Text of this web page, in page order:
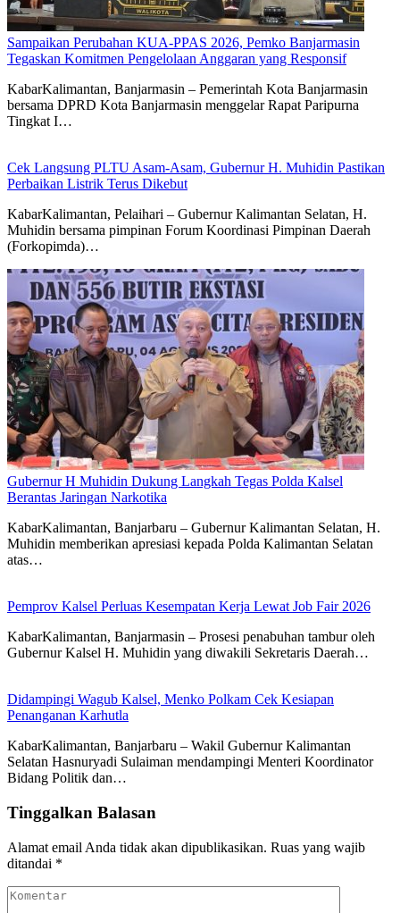
Sampaikan Perubahan KUA-PPAS 2026, Pemko Banjarmasin
Tegaskan Komitmen Pengelolaan Anggaran yang Responsif
KabarKalimantan, Banjarmasin – Pemerintah Kota Banjarmasin
bersama DPRD Kota Banjarmasin menggelar Rapat Paripurna
Tingkat I…
Cek Langsung PLTU Asam-Asam, Gubernur H. Muhidin Pastikan
Perbaikan Listrik Terus Dikebut
KabarKalimantan, Pelaihari – Gubernur Kalimantan Selatan, H.
Muhidin bersama pimpinan Forum Koordinasi Pimpinan Daerah
(Forkopimda)…
Gubernur H Muhidin Dukung Langkah Tegas Polda Kalsel
Berantas Jaringan Narkotika
KabarKalimantan, Banjarbaru – Gubernur Kalimantan Selatan, H.
Muhidin memberikan apresiasi kepada Polda Kalimantan Selatan
atas…
Pemprov Kalsel Perluas Kesempatan Kerja Lewat Job Fair 2026
KabarKalimantan, Banjarmasin – Prosesi penabuhan tambur oleh
Gubernur Kalsel H. Muhidin yang diwakili Sekretaris Daerah…
Didampingi Wagub Kalsel, Menko Polkam Cek Kesiapan
Penanganan Karhutla
KabarKalimantan, Banjarbaru – Wakil Gubernur Kalimantan
Selatan Hasnuryadi Sulaiman mendampingi Menteri Koordinator
Bidang Politik dan…
Tinggalkan Balasan
Alamat email Anda tidak akan dipublikasikan. Ruas yang wajib
ditandai *